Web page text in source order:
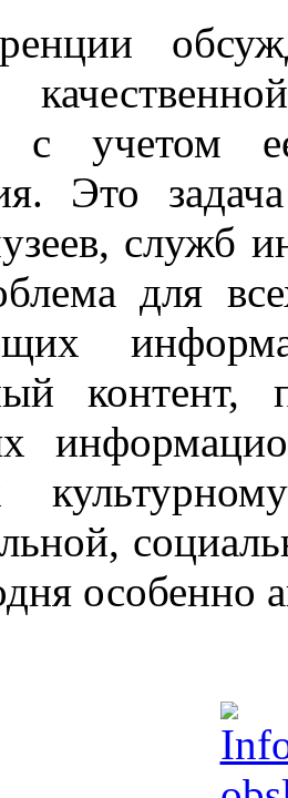
с учетом
Это
служб
для
контент,
особенно